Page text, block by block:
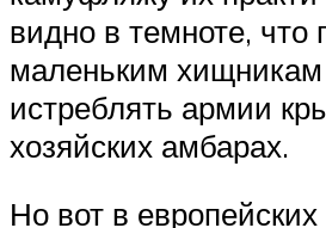
видно в темноте, что
маленьким
истреблять армии
хозяйских амбарах.
Но вот в европейских